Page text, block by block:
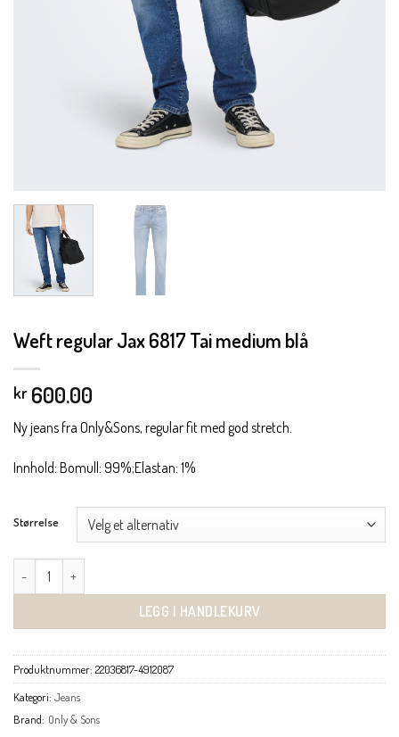
Weft regular Jax 6817 Tai medium blå
kr600.00
Ny jeans fra Only&Sons, regular fit med god stretch.
Innhold: Bomull: 99%;Elastan: 1%
Størrelse
Weft regular Jax 6817 Tai medium blå antall
LEGG I HANDLEKURV
Produktnummer: 22036817-4912087
Kategori: Jeans
Brand: Only & Sons